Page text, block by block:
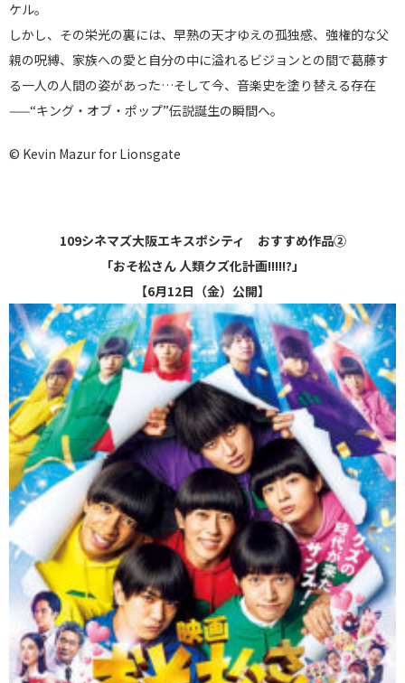
ケル。
しかし、その栄光の裏には、早熟の天才ゆえの孤独感、強権的な父
親の呪縛、家族への愛と自分の中に溢れるビジョンとの間で葛藤す
る一人の人間の姿があった…そして今、音楽史を塗り替える存在
——“キング・オブ・ポップ”伝説誕生の瞬間へ。
© Kevin Mazur for Lionsgate
109シネマズ大阪エキスポシティ おすすめ作品②
「おそ松さん 人類クズ化計画!!!!!?」
【6月12日（金）公開】